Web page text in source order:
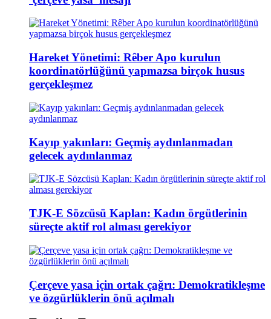
Hareket Yönetimi: Rêber Apo kurulun
koordinatörlüğünü yapmazsa birçok husus
gerçekleşmez
Kayıp yakınları: Geçmiş aydınlanmadan
gelecek aydınlanmaz
TJK-E Sözcüsü Kaplan: Kadın örgütlerinin
süreçte aktif rol alması gerekiyor
Çerçeve yasa için ortak çağrı: Demokratikleşme
ve özgürlüklerin önü açılmalı